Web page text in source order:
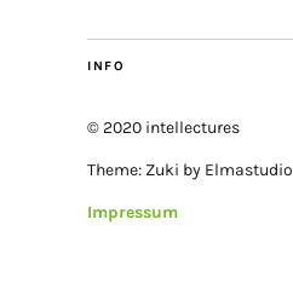
INFO
© 2020 intellectures
Theme: Zuki by Elmastudio
Impressum